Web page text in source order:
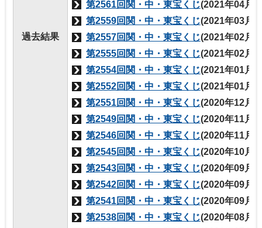
過去結果
第2561回関・中・東宝くじ(2021年04月
第2559回関・中・東宝くじ(2021年03月
第2557回関・中・東宝くじ(2021年02月
第2555回関・中・東宝くじ(2021年02月
第2554回関・中・東宝くじ(2021年01月
第2552回関・中・東宝くじ(2021年01月
第2551回関・中・東宝くじ(2020年12月
第2549回関・中・東宝くじ(2020年11月
第2546回関・中・東宝くじ(2020年11月
第2545回関・中・東宝くじ(2020年10月
第2543回関・中・東宝くじ(2020年09月
第2542回関・中・東宝くじ(2020年09月
第2541回関・中・東宝くじ(2020年09月
第2538回関・中・東宝くじ(2020年08月